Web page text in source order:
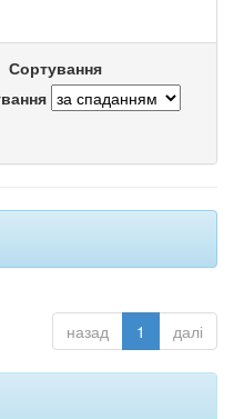
Сортування
назад 1 далі